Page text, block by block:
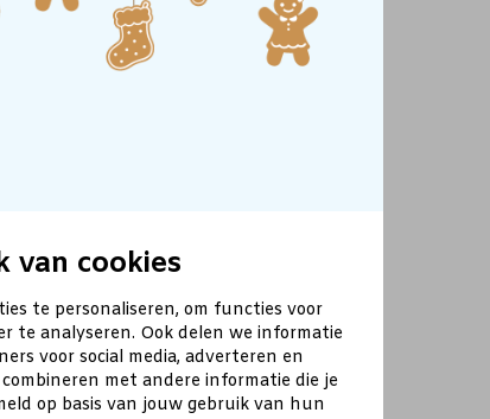
van cookies
te personaliseren, om functies voor
te analyseren. Ook delen we informatie
voor social media, adverteren en
met andere informatie die je
op basis van jouw gebruik van hun